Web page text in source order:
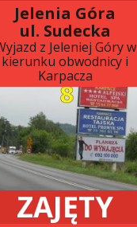
Jelenia Góra
ul. Sudecka
z Jeleniej Góry w
kierunku obwodnicy i
Karpacza
ZAJĘTY